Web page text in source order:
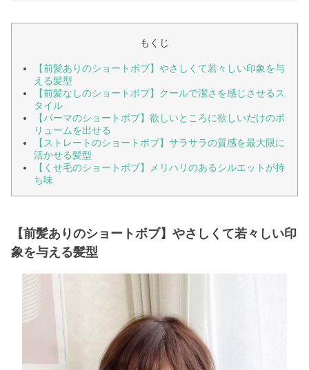
もくじ
【前髪ありのショートボブ】やさしくて若々しい印象を与
える髪型
【前髪なしのショートボブ】クールで潔さを感じさせるス
タイル
【パーマのショートボブ】欲しいところに欲しいだけのボ
リュームを出せる
【ストレートのショートボブ】サラサラの質感を最大限に
活かせる髪型
【くせ毛のショートボブ】メリハリのあるシルエットが持
ち味
【前髪ありのショートボブ】やさしくて若々しい印
象を与える髪型